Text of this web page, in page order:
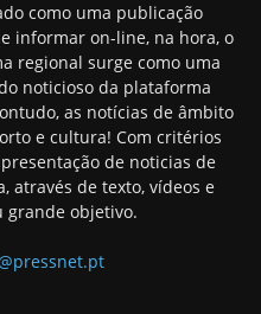
como uma publicação
informar on-line, na hora, o
regional surge como uma
noticioso da plataforma
as notícias de âmbito
e cultura! Com critérios
de noticias de
através de texto, vídeos e
grande objetivo.